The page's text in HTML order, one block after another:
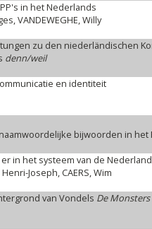
in het Nederlands
VANDEWEGHE, Willy
zu den niederländischen
denn/weil
en identiteit
bijwoorden in het
in het systeem van de
Henri-Joseph, CAERS, Wim
van Vondels De